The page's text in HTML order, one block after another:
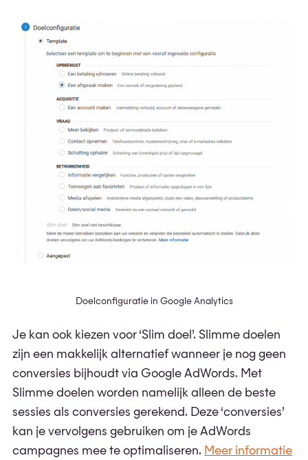
Doelconfiguratie in Google Analytics
Je kan ook kiezen voor ‘Slim doel’. Slimme doelen
zijn een makkelijk alternatief wanneer je nog geen
conversies bijhoudt via Google AdWords. Met
Slimme doelen worden namelijk alleen de beste
sessies als conversies gerekend. Deze ‘conversies’
kan je vervolgens gebruiken om je AdWords
campagnes mee te optimaliseren. Meer informatie